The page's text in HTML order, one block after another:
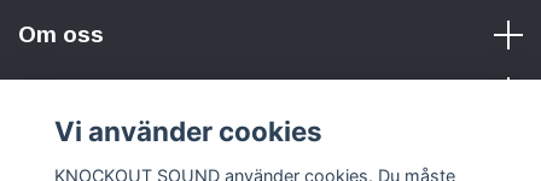
Om oss
Sociala medier
Vi använder cookies
KNOCKOUT SOUND använder cookies. Du måste